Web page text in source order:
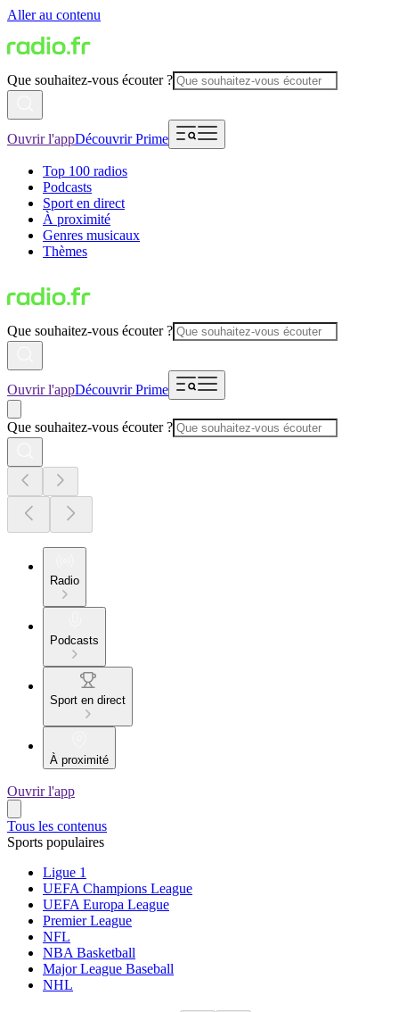
Aller au contenu
Que souhaitez-vous écouter ?
Ouvrir l'appDécouvrir Prime
Top 100 radios
Podcasts
Sport en direct
À proximité
Genres musicaux
Thèmes
Que souhaitez-vous écouter ?
Ouvrir l'appDécouvrir Prime
Que souhaitez-vous écouter ?
Radio
Podcasts
Sport en direct
À proximité
Ouvrir l'app
Tous les contenus
Sports populaires
Ligue 1
UEFA Champions League
UEFA Europa League
Premier League
NFL
NBA Basketball
Major League Baseball
NHL